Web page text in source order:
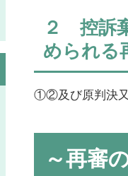
２ 控訴
められる
①②及び原判決又
～再審